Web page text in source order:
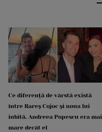
Ce diferență de vârstă există
între Rareș Cojoc și noua lui
iubită. Andreea Popescu era mai
mare decât el